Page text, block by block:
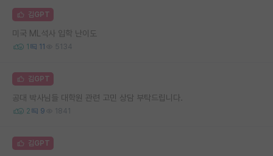
김GPT
미국 ML석사 입학 난이도
1 11 5134
김GPT
공대 박사님들 대학원 관련 고민 상담 부탁드립니다.
2 9 1841
김GPT